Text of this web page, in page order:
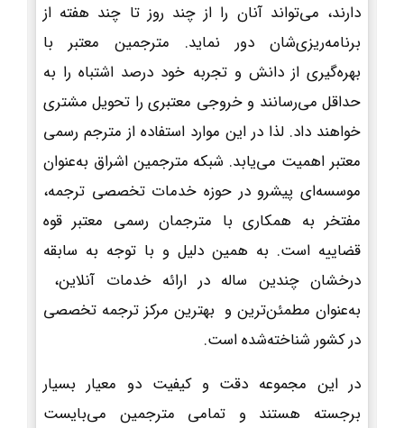
دارند، می‌تواند آنان را از چند روز تا چند هفته از
برنامه‌ریزی‌شان دور نماید. مترجمین معتبر با
بهره‌گیری از دانش و تجربه خود درصد اشتباه را به
حداقل می‌رسانند و خروجی معتبری را تحویل مشتری
خواهند داد. لذا در این موارد استفاده از مترجم رسمی
معتبر اهمیت می‌یابد. شبکه مترجمین اشراق به‌عنوان
موسسه‌ای پیشرو در حوزه خدمات تخصصی ترجمه،
مفتخر به همکاری با مترجمان رسمی معتبر قوه
قضاییه است. به همین دلیل و با توجه به سابقه
درخشان چندین ساله در ارائه خدمات آنلاین،
به‌عنوان مطمئن‌ترین و بهترین مرکز ترجمه تخصصی
در کشور شناخته‌شده است.
در این مجموعه دقت و کیفیت دو معیار بسیار
برجسته هستند و تمامی مترجمین می‌بایست